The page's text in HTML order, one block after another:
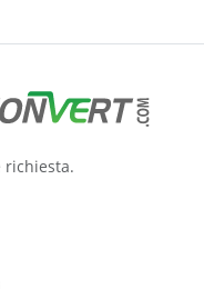
richiesta.